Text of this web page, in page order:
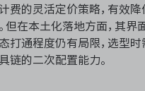
费的灵活定价策略，有效降
但在本土化落地方面，其界
打通程度仍有局限，选型
链的二次配置能力。